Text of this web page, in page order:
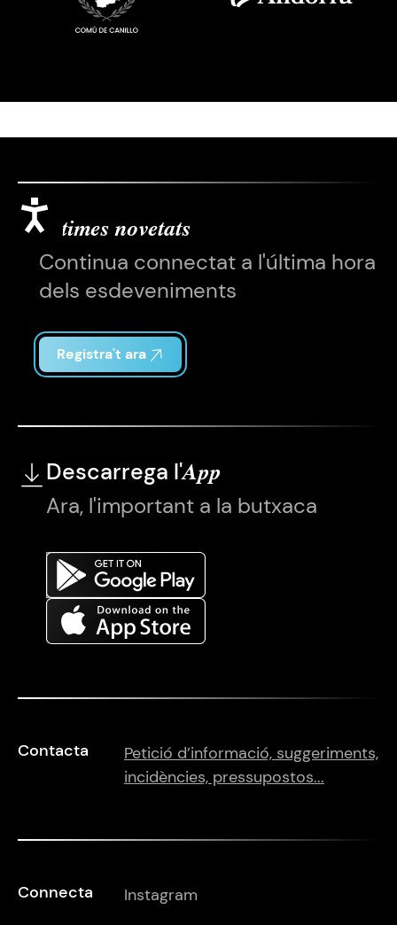
Últimes novetats
Continua connectat a l'última hora
dels esdeveniments
Registra't ara
Descarrega l'App
Ara, l'important a la butxaca
Contacta
Petició d’informació, suggeriments,
incidències, pressupostos...
Connecta
Instagram